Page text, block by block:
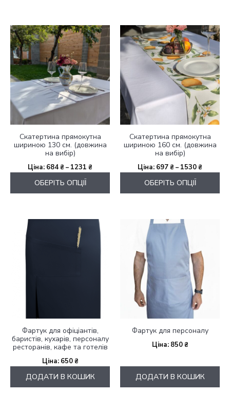
Скатертина прямокутна
шириною 130 см. (довжина
на вибір)
684₴ – 1231 ₴
684 ₴
ОБЕРІТЬ ОПЦІЇ
Цей
товар
має
кілька
варіантів.
Параметри
можна
вибрати
на
сторінці
товару
Скатертина прямокутна
шириною 160 см. (довжина
на вибір)
697₴ – 1530₴
697 ₴
ОБЕРІТЬ ОПЦІЇ
Цей
товар
має
варіантів.
Параметри
можна
вибрати
на
сторінці
товару
Фартук для офіціантів,
баристів, кухарів, персоналу
ресторанів, кафе та готелів
650₴
ДОДАТИ В КОШИК
Фартук для персоналу
850₴
ДОДАТИ В КОШИК